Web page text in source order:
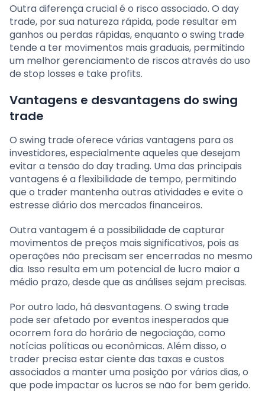
Outra diferença crucial é o risco associado. O day
trade, por sua natureza rápida, pode resultar em
ganhos ou perdas rápidas, enquanto o swing trade
tende a ter movimentos mais graduais, permitindo
um melhor gerenciamento de riscos através do uso
de stop losses e take profits.
Vantagens e desvantagens do swing
trade
O swing trade oferece várias vantagens para os
investidores, especialmente aqueles que desejam
evitar a tensão do day trading. Uma das principais
vantagens é a flexibilidade de tempo, permitindo
que o trader mantenha outras atividades e evite o
estresse diário dos mercados financeiros.
Outra vantagem é a possibilidade de capturar
movimentos de preços mais significativos, pois as
operações não precisam ser encerradas no mesmo
dia. Isso resulta em um potencial de lucro maior a
médio prazo, desde que as análises sejam precisas.
Por outro lado, há desvantagens. O swing trade
pode ser afetado por eventos inesperados que
ocorrem fora do horário de negociação, como
notícias políticas ou econômicas. Além disso, o
trader precisa estar ciente das taxas e custos
associados a manter uma posição por vários dias, o
que pode impactar os lucros se não for bem gerido.